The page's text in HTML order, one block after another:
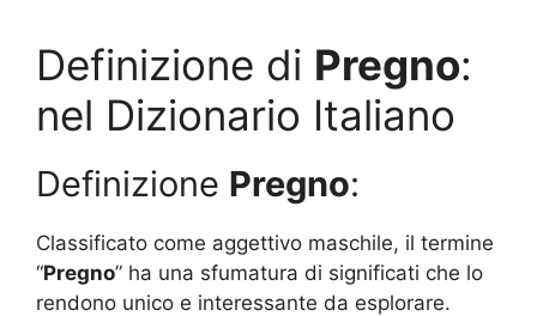
Definizione di Pregno:
nel Dizionario Italiano
Definizione Pregno:
Classificato come aggettivo maschile, il termine
“Pregno” ha una sfumatura di significati che lo
rendono unico e interessante da esplorare.